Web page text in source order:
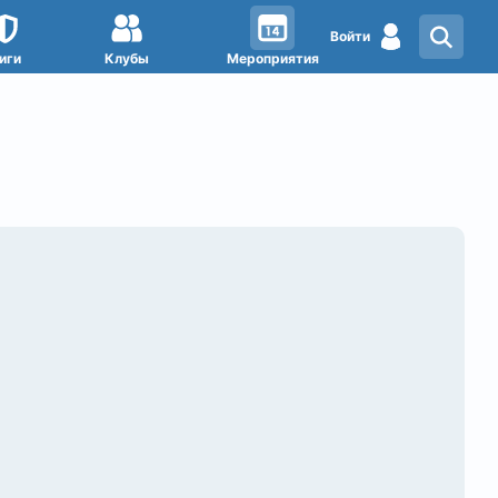
Войти
Клубы Мероприятия